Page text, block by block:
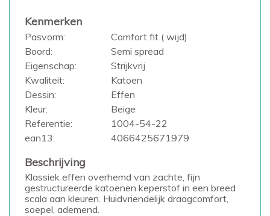
Kenmerken
Pasvorm:
Comfort fit ( wijd)
Boord:
Semi spread
Eigenschap:
Strijkvrij
Kwaliteit:
Katoen
Dessin:
Effen
Kleur:
Beige
Referentie:
1004-54-22
ean13:
4066425671979
Beschrijving
Klassiek effen overhemd van zachte, fijn
gestructureerde katoenen keperstof in een breed
scala aan kleuren. Huidvriendelijk draagcomfort,
soepel, ademend.